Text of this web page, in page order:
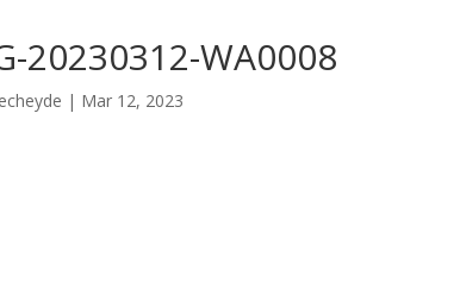
20230312-WA0008
| Mar 12, 2023